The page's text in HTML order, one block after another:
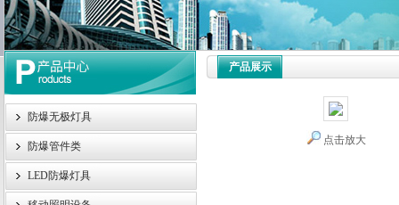
防爆无极灯具
防爆管件类
LED防爆灯具
产品展示
点击放大